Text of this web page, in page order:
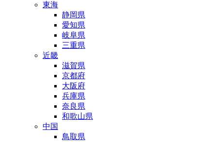
東海
静岡県
愛知県
岐阜県
三重県
近畿
滋賀県
京都府
大阪府
兵庫県
奈良県
和歌山県
中国
鳥取県